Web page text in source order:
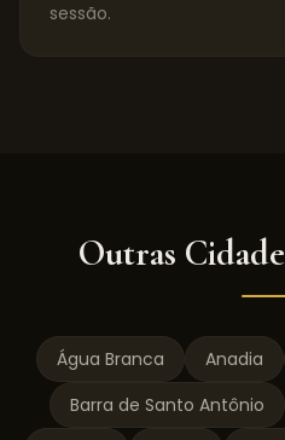
sessão.
Outras
Água Branca Anadia
Barra de Santo Antônio